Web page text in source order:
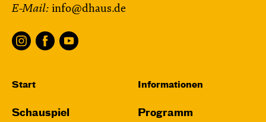
E-Mail: info@dhaus.de
Start
Schauspiel
Informationen
Programm